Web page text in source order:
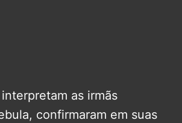
as irmãs
confirmaram em suas